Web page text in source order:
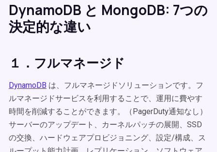
DynamoDB と MongoDB: 7つの
決定的な違い
１．フルマネージド
DynamoDB は、フルマネージドソリューションです。フ
ルマネージドサービスを利用することで、運用に費やす
時間を削減することができます。（PagerDuty通知なし）
サーバーのアップデート、カーネルパッチの展開、SSD
の交換、ハードウェアプロビジョニング、設定/構成、ス